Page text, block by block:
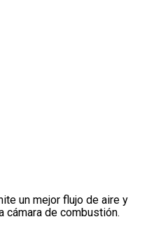
un mejor flujo de aire y
cámara de combustión.